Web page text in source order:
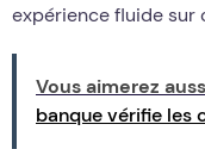
expérience fluide sur
Vous aimerez
banque vérifie les